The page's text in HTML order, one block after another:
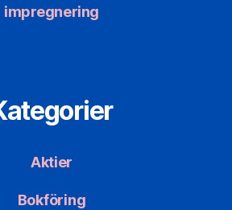
impregnering
Aktier
Bokföring